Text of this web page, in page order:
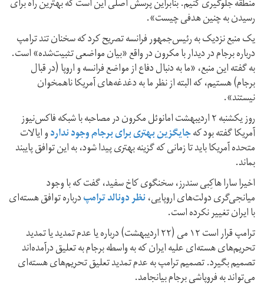
منطقه جلوگیری کنیم. بنابراین پرسش اصلی این است که بهترین راه برای
رسیدن به چنین هدفی چیست».
یک منبع نزدیک به رئیس‌جمهور فرانسه تصریح کرد که سخنان تند ترامپ
درباره برجام در دیدار با مکرون در واقع «بیان مواضعی تثبیت‌شده» است.
به گفته این منبع، «ما به دنبال دفاع از مواضع فرانسه و اروپا (در قبال
برجام) هستیم، که البته از نظر ما به دغدغه‌های آمریکا ناهمخوان
نیستند».
روز یکشنبه ۲ اردیبهشت امانوئل مکرون در مصاحبه‌ با شبکه فاکس‌نیوز
آمریکا گفته بود کهجایگزین بهتری برای برجام وجود نداردو ایالات
متحده آمریکا باید تا زمانی که گزینه بهتری پیدا شود، به این توافق پایبند
بماند.
اخیرا سارا هاکِبی سندرز، سخنگوی کاخ سفید، گفت که با وجود
میانجی‌گری دولت‌های اروپایی،نظر دونالد ترامپدرباره توافق هسته‌ای
با ایران تغییر نکرده است.
ترامپ قرار است ۱۲ می (۲۲ اردیبهشت) درباره یا عدم تمدید یا تمدید
تحریم‌های هسته‌ای علیه ایران که به واسطه برجام به تعلیق درآمده‌اند
تصمیم بگیرد. تصمیم ترامپ به عدم تمدید تعلیق تحریم‌های هسته‌ای
می‌تواند به فروپاشی برجام بیانجامد.